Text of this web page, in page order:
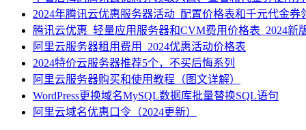
2024年腾讯云优惠服务器活动_配置价格表和千元代金券
腾讯云优惠_轻量应用服务器和CVM费用价格表_2024新
阿里云服务器租用费用_2024优惠活动价格表
2024特价云服务器推荐5个，不买后悔系列
阿里云服务器购买和使用教程（图文详解）
WordPress更换域名MySQL数据库批量替换SQL语句
阿里云域名优惠口令（2024更新）